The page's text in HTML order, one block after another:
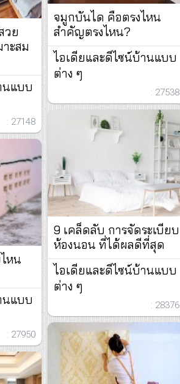
วย
ะสม
นแบบ
: 27148
หน
นแบบ
: 27950
จมูกบันได คือตรงไหน
สำคัญตรงไหน?
ไอเดียและดีไซน์บ้านแบบ
ต่าง ๆ
: 27538
9 เคล็ดลับ การจัดระเบียบ
ห้องนอน ที่ได้ผลดีที่สุด
ไอเดียและดีไซน์บ้านแบบ
ต่าง ๆ
: 28376